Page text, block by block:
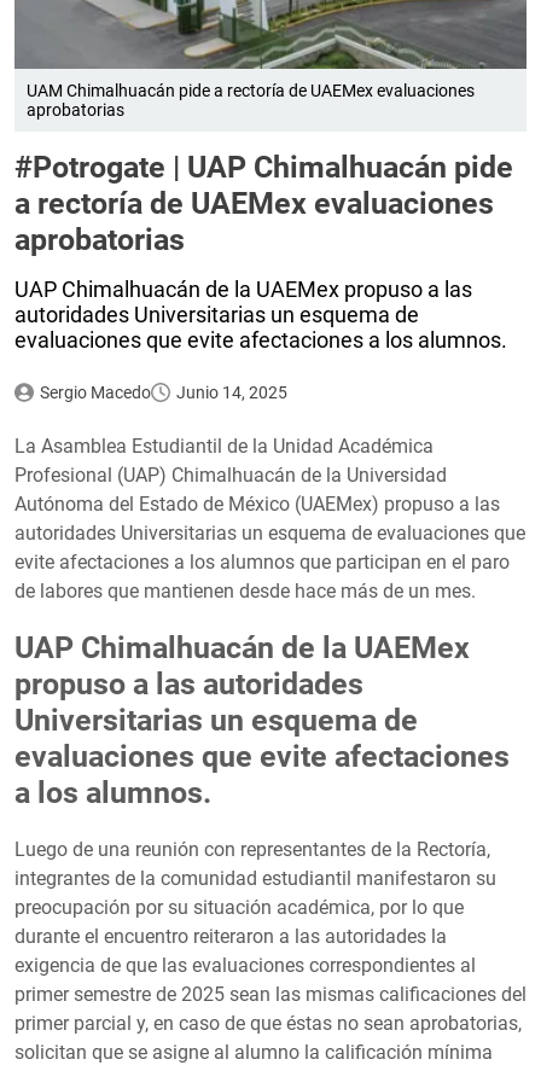
UAM Chimalhuacán pide a rectoría de UAEMex evaluaciones
aprobatorias
#Potrogate | UAP Chimalhuacán pide
a rectoría de UAEMex evaluaciones
aprobatorias
UAP Chimalhuacán de la UAEMex propuso a las
autoridades Universitarias un esquema de
evaluaciones que evite afectaciones a los alumnos.
Sergio Macedo Junio 14, 2025
La Asamblea Estudiantil de la Unidad Académica
Profesional (UAP) Chimalhuacán de la Universidad
Autónoma del Estado de México (UAEMex) propuso a las
autoridades Universitarias un esquema de evaluaciones que
evite afectaciones a los alumnos que participan en el paro
de labores que mantienen desde hace más de un mes.
UAP Chimalhuacán de la UAEMex
propuso a las autoridades
Universitarias un esquema de
evaluaciones que evite afectaciones
a los alumnos.
Luego de una reunión con representantes de la Rectoría,
integrantes de la comunidad estudiantil manifestaron su
preocupación por su situación académica, por lo que
durante el encuentro reiteraron a las autoridades la
exigencia de que las evaluaciones correspondientes al
primer semestre de 2025 sean las mismas calificaciones del
primer parcial y, en caso de que éstas no sean aprobatorias,
solicitan que se asigne al alumno la calificación mínima